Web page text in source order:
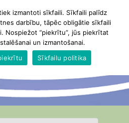
izmantoti sīkfaili. Sīkfaili palīdz
darbību, tāpēc obligātie sīkfaili
Nospiežot “piekrītu”, jūs piekrītat
un izmantošanai.
Sīkfailu politika